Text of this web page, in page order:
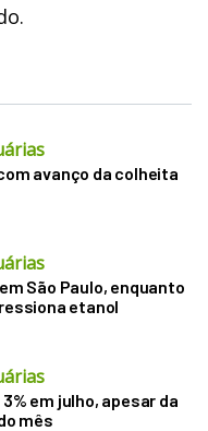
avanço da colheita
São Paulo, enquanto
etanol
em julho, apesar da
mês